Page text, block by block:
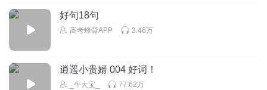
好句18句
高考蜂背APP 3.46万
逍遥小贵婿 004 好词！
_牛大宝_ 77.62万